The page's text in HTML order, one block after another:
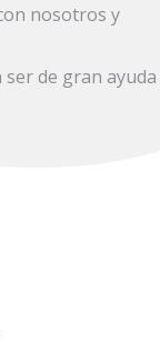
nosotros y
de gran ayuda